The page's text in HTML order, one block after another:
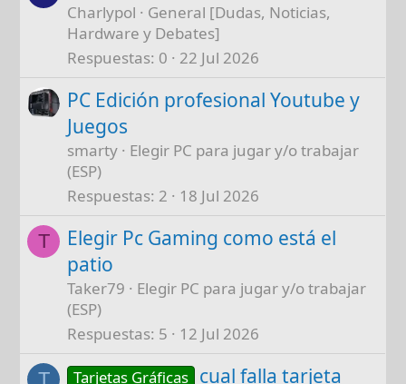
Charlypol
General [Dudas, Noticias,
Hardware y Debates]
Respuestas 0 22 Jul 2026
PC Edición profesional Youtube y
Juegos
smarty
Elegir PC para jugar y/o trabajar
(ESP)
Respuestas 2 18 Jul 2026
T
Elegir Pc Gaming como está el
patio
Taker79
Elegir PC para jugar y/o trabajar
(ESP)
Respuestas 5 12 Jul 2026
T Tarjetas Gráficas cual falla tarjeta